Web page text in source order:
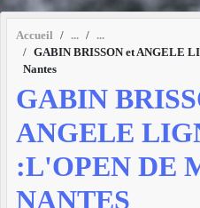
Accueil
GABIN BRISSON et ANGELE
Nantes
GABIN
ANGELE
:L'OPEN DE
NANTES